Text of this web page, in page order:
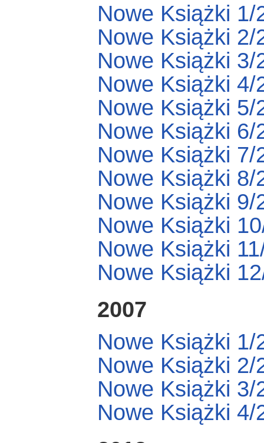
Nowe Książki 1/
Nowe Książki 2/
Nowe Książki 3/
Nowe Książki 4/
Nowe Książki 5/
Nowe Książki 6/
Nowe Książki 7/
Nowe Książki 8/
Nowe Książki 9/
Nowe Książki
Nowe Książki
Nowe Książki
2007
Nowe Książki 1/
Nowe Książki 2/
Nowe Książki 3/
Nowe Książki 4/